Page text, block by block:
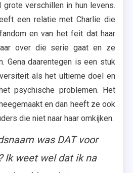
verschillen in hun levens.
een relatie met Charlie die
en van het feit dat haar
over die serie gaat en ze
Gena daarentegen is een stuk
als het ultieme doel en
psychische problemen. Het
en dan heeft ze ook
die niet naar haar omkijken.
was DAT voor
Ik weet wel dat ik na